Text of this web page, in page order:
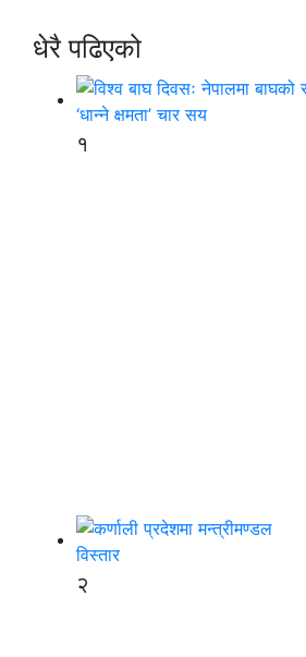
धेरै पढिएको
१
२